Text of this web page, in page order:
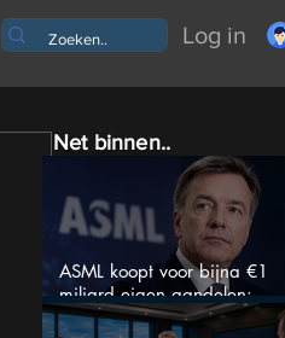
Log in
Net binnen..
ASML koopt voor bijna €1
miljard eigen aandelen:
slimme zet of dure timing?